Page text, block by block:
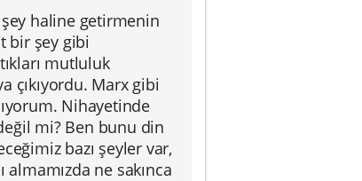
haline getirmenin
bir şey gibi
mutluluk
çıkıyordu. Marx gibi
Nihayetinde
mi? Ben bunu din
bazı şeyler var,
almamızda ne sakınca